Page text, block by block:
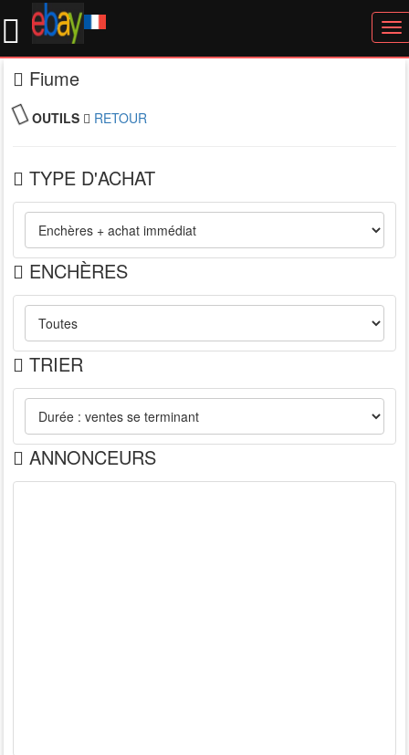
Fiume
OUTILS RETOUR
TYPE D'ACHAT
ENCHÈRES
TRIER
ANNONCEURS